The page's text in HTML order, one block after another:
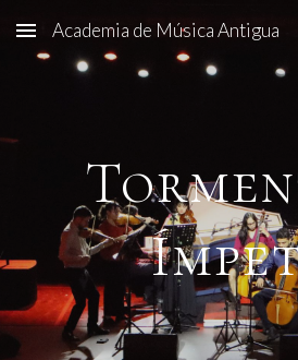
Skip to main content
Academia de Música Antigua